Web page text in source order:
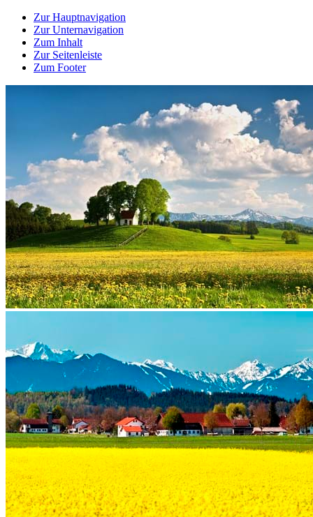
Zur Hauptnavigation
Zur Unternavigation
Zum Inhalt
Zur Seitenleiste
Zum Footer